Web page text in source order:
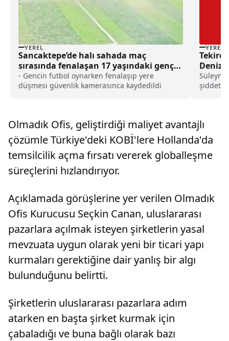
YEREL
Sancaktepe’de halı sahada maç
sırasında fenalaşan 17 yaşındaki genç
öldü haberi
- Gencin futbol oynarken fenalaşıp yere
düşmesi güvenlik kamerasınca kaydedildi
YEREL
şiddetli
Olmadık Ofis, geliştirdiği maliyet avantajlı
çözümle Türkiye'deki KOBİ'lere Hollanda'da
temsilcilik açma fırsatı vererek globalleşme
süreçlerini hızlandırıyor.
Açıklamada görüşlerine yer verilen Olmadık
Ofis Kurucusu Seçkin Canan, uluslararası
pazarlara açılmak isteyen şirketlerin yasal
mevzuata uygun olarak yeni bir ticari yapı
kurmaları gerektiğine dair yanlış bir algı
bulunduğunu belirtti.
Şirketlerin uluslararası pazarlara adım
atarken en başta şirket kurmak için
çabaladığı ve buna bağlı olarak bazı